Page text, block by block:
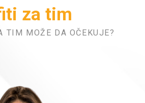
za tim
TIM MOŽE DA OČEKUJE?